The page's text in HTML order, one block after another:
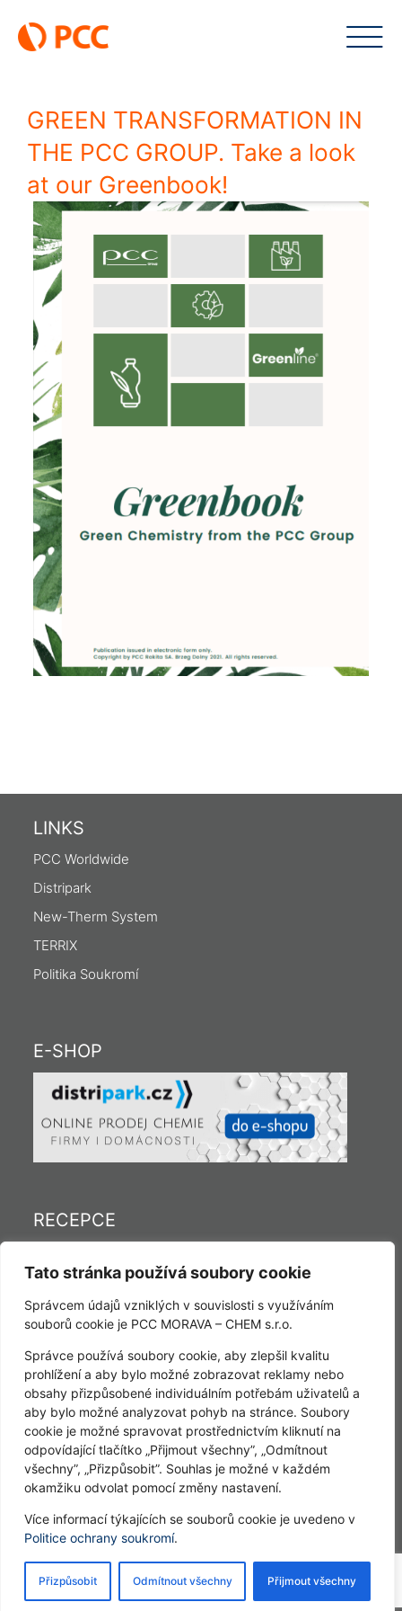
Tato stránka používá soubory cookie
Správcem údajů vzniklých v souvislosti s využíváním
souborů cookie je PCC MORAVA – CHEM s.r.o.
Správce používá soubory cookie, aby zlepšil kvalitu
prohlížení a aby bylo možné zobrazovat reklamy nebo
obsahy přizpůsobené individuálním potřebám uživatelů a
aby bylo možné analyzovat pohyb na stránce. Soubory
cookie je možné spravovat prostřednictvím kliknutí na
odpovídající tlačítko „Přijmout všechny”, „Odmítnout
všechny”, „Přizpůsobit”. Souhlas je možné v každém
okamžiku odvolat pomocí změny nastavení.
Více informací týkajících se souborů cookie je uvedeno v
Politice ochrany soukromí.
Přizpůsobit Odmítnout všechny Přijmout všechny
content
GREEN TRANSFORMATION IN
THE PCC GROUP. Take a look
at our Greenbook!
LINKS
PCC Worldwide
Distripark
New-Therm System
TERRIX
Politika Soukromí
E-SHOP
RECEPCE
Fax: (+420) 558 769 114
E-mail:
c.tesin@pcc.eu
www.pccmorava-chem.cz
KONTAKT
PCC MORAVA – CHEM s.r.o.
Leoše Janáčka 798/20,
CZ-737 01 Český Těšín
Česka republika
Copyright PCC Morava 2026